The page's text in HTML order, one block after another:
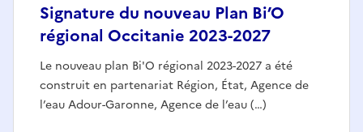
Signature du nouveau Plan Bi’O
régional Occitanie 2023-2027
Le nouveau plan Bi'O régional 2023-2027 a été
construit en partenariat Région, État, Agence de
l’eau Adour-Garonne, Agence de l’eau (…)